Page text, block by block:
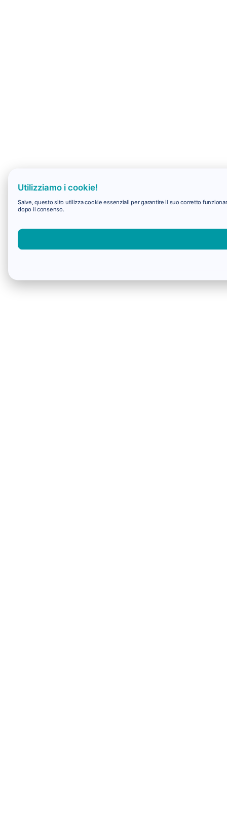
Utilizziamo i cookie!
Salve, questo sito utilizza cookie essenziali per garantire il suo corretto
dopo il consenso.